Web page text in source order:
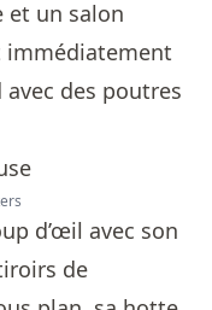
et un salon
immédiatement
des poutres
d’œil avec son
de